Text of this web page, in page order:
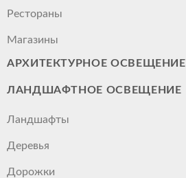
Рестораны
Магазины
АРХИТЕКТУРНОЕ ОСВЕЩЕНИЕ
ЛАНДШАФТНОЕ ОСВЕЩЕНИЕ
Ландшафты
Деревья
Дорожки